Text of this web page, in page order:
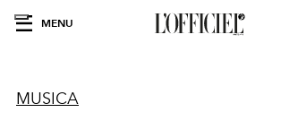
MENU
MUSICA